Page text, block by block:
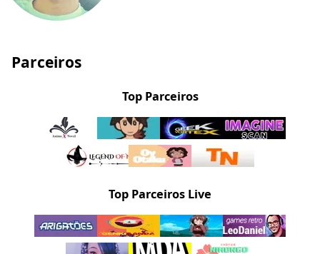
Parceiros
Top Parceiros
Top Parceiros Live